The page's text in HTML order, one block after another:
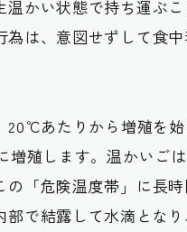
かい状態で持ち運ぶ
為は、意図せずして食
20℃あたりから増殖を
増殖します。温かいご
「危険温度帯」に長
で結露して水滴とな